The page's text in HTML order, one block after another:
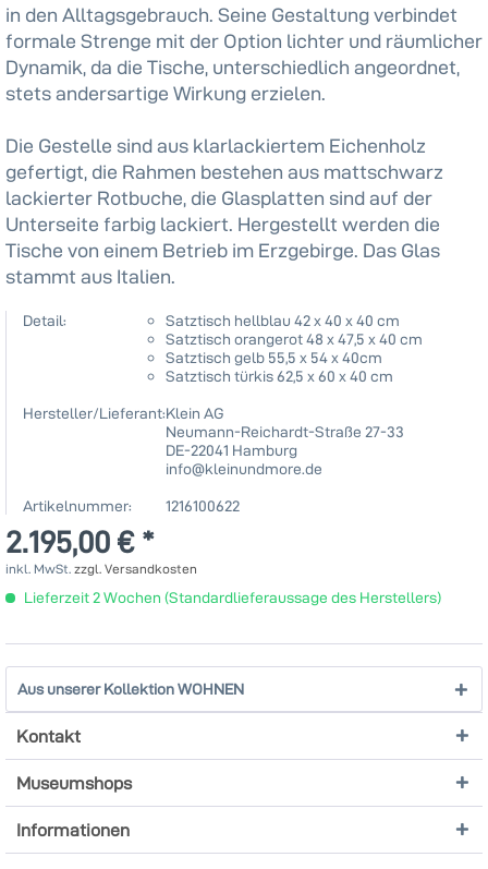
in den Alltagsgebrauch. Seine Gestaltung verbindet
formale Strenge mit der Option lichter und räumlicher
Dynamik, da die Tische, unterschiedlich angeordnet,
stets andersartige Wirkung erzielen.
Die Gestelle sind aus klarlackiertem Eichenholz
gefertigt, die Rahmen bestehen aus mattschwarz
lackierter Rotbuche, die Glasplatten sind auf der
Unterseite farbig lackiert. Hergestellt werden die
Tische von einem Betrieb im Erzgebirge. Das Glas
stammt aus Italien.
Detail:
Satztisch hellblau 42 x 40 x 40 cm
Satztisch orangerot 48 x 47,5 x 40 cm
Satztisch gelb 55,5 x 54 x 40cm
Satztisch türkis 62,5 x 60 x 40 cm
Hersteller/Lieferant:Klein AG
Neumann-Reichardt-Straße 27-33
DE-22041 Hamburg
info@kleinundmore.de
Artikelnummer:
1216100622
2.195,00 € *
inkl. MwSt. zzgl. Versandkosten
Lieferzeit 2 Wochen (Standardlieferaussage des Herstellers)
Aus unserer Kollektion WOHNEN
Kontakt
Museumshops
Informationen